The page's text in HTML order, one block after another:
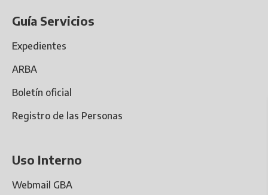
Guía Servicios
Expedientes
ARBA
Boletín oficial
Registro de las Personas
Uso Interno
Webmail GBA